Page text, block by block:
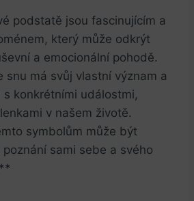
podstatě jsou fascinujícím a
který může odkrýt
a emocionální pohodě.
snu má svůj vlastní význam a
konkrétními událostmi,
v našem životě.
symbolům může být
sami sebe a svého